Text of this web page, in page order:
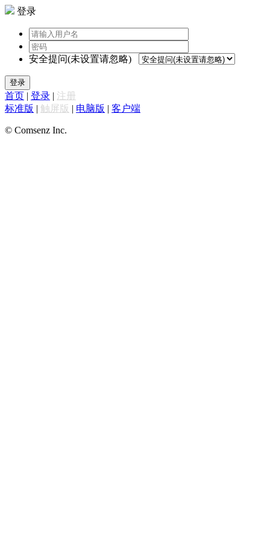
登录
安全提问(未设置请忽略)
登录
首页 | 登录 | 注册
标准版 | 触屏版 | 电脑版 | 客户端
© Comsenz Inc.